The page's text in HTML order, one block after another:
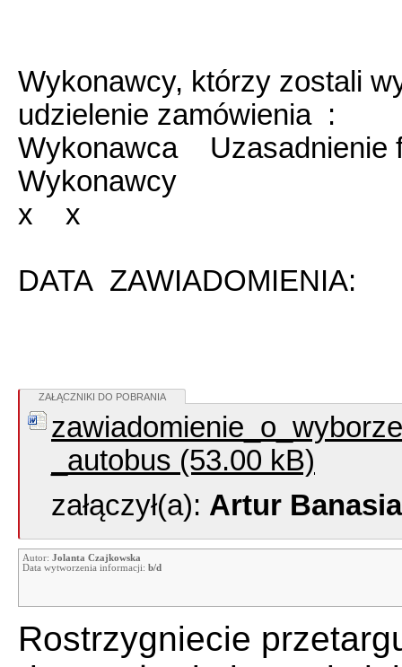
Wykonawcy, którzy zostali
udzielenie zamówienia :
Wykonawca Uzasadnienie
Wykonawcy
x x
DATA
ZAŁĄCZNIKI DO POBRANIA
_autobus (53.00 kB)
załączył(a): Artur
Autor: Jolanta Czajkowska
Data wytworzenia informacji: b/d
Rostrzygniecie